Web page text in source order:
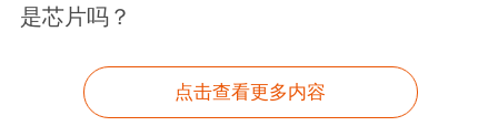
容“小龙虾”的功能且更易用，安装过程
类似于普通的App安装，无需复杂部
署，可以调用国内不同的模型。
是芯片吗？
点击查看更多内容